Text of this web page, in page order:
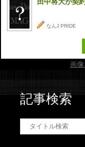
なんJ PRIDE
画
記事検索